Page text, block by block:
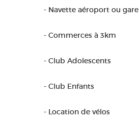
- Navette aéroport ou gare
- Commerces à 3km
- Club Adolescents
- Club Enfants
- Location de vélos